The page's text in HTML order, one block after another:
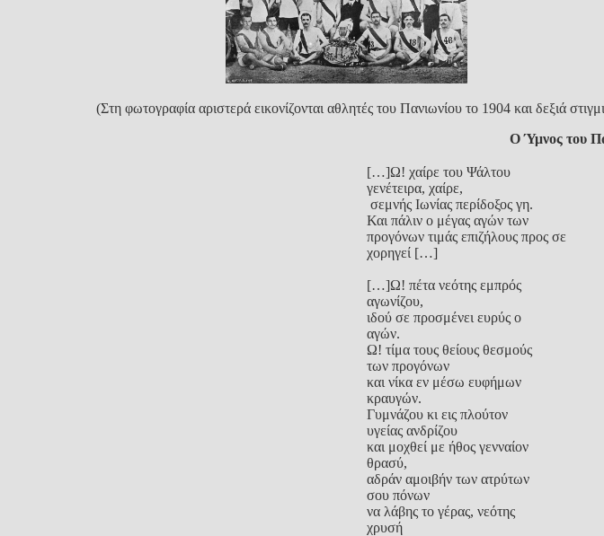
(Στη φωτογραφία αριστερά εικονίζονται αθλητές του Πανιωνίου το 1904 και δεξιά
Ο Ύμνος του
[…]Ω! χαίρε του Ψάλτου
γενέτειρα, χαίρε,
σεμνής Ιωνίας περίδοξος γη.
Και πάλιν ο μέγας αγών των
προγόνων τιμάς επιζήλους προς σε
χορηγεί […]
[…]Ω! πέτα νεότης εμπρός
αγωνίζου,
ιδού σε προσμένει ευρύς ο
αγών.
Ω! τίμα τους θείους θεσμούς
των προγόνων
και νίκα εν μέσω ευφήμων
κραυγών.
Γυμνάζου κι εις πλούτον
υγείας ανδρίζου
και μοχθεί με ήθος γενναίον
θρασύ,
αδράν αμοιβήν των ατρύτων
σου πόνων
να λάβης το γέρας, νεότης
χρυσή